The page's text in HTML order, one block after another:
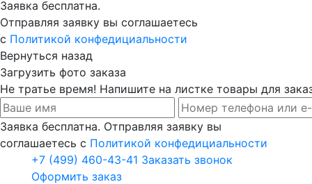
Заявка бесплатна.
Отправляя заявку вы соглашаетесь
с Политикой конфедициальности
Вернуться назад
Загрузить фото заказа
Не тратье время! Напишите на листке товары для
Заявка бесплатна. Отправляя заявку вы
соглашаетесь с Политикой конфедициальности
+7 (499) 460-43-41 Заказать звонок
Оформить заказ